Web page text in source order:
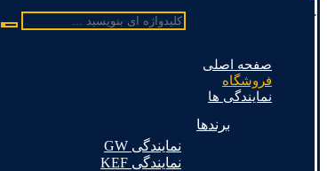
کلیدواژه ای بنویسید ...
صفحه اصلی
فروشگاه
نمایندگی ها
برندها
نمایندگی GW
نمایندگی KEF